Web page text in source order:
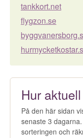
tankkort.net
flygzon.se
Hur
På den här sidan
senaste 3
sorteringen och